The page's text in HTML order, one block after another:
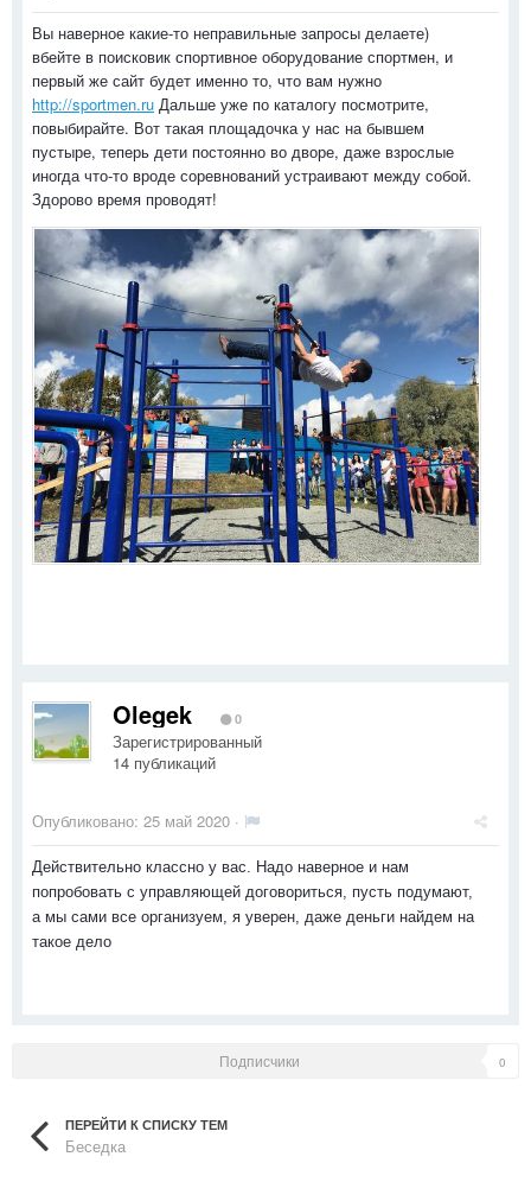
Вы наверное какие-то неправильные запросы делаете)
вбейте в поисковик спортивное оборудование спортмен, и
первый же сайт будет именно то, что вам нужно
http://sportmen.ru Дальше уже по каталогу посмотрите,
повыбирайте. Вот такая площадочка у нас на бывшем
пустыре, теперь дети постоянно во дворе, даже взрослые
иногда что-то вроде соревнований устраивают между собой.
Здорово время проводят!
Olegek 0
Зарегистрированный
14 публикаций
Опубликовано: 25 май 2020 ·
Действительно классно у вас. Надо наверное и нам
попробовать с управляющей договориться, пусть подумают,
а мы сами все организуем, я уверен, даже деньги найдем на
такое дело
Подписчики 0
ПЕРЕЙТИ К СПИСКУ ТЕМ
Беседка